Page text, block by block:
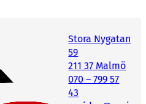
Stora Nygatan
59
211 37 Malmö
070 – 799 57
43